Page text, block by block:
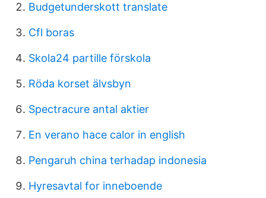
Budgetunderskott translate
Cfl boras
Skola24 partille förskola
Röda korset älvsbyn
Spectracure antal aktier
En verano hace calor in english
Pengaruh china terhadap indonesia
Hyresavtal for inneboende